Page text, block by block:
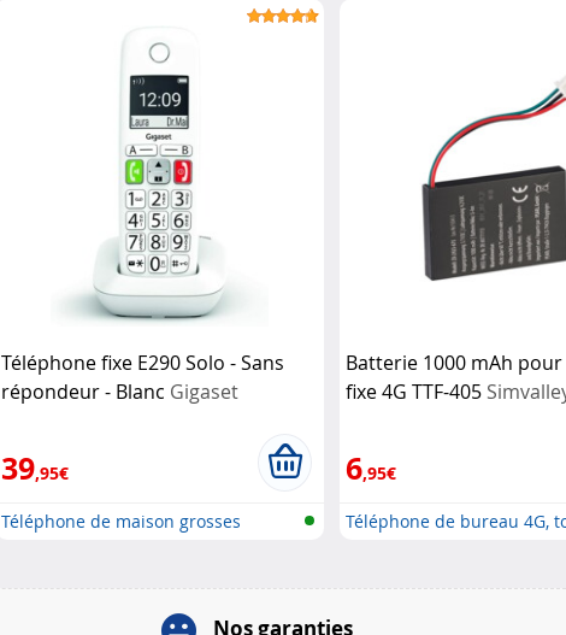
Téléphone fixe E290 Solo - Sans
répondeur - Blanc Gigaset
39,95€
Téléphone de maison grosses
Batterie 1000 mAh
fixe 4G TTF-405
6,95€
Téléphone de bureau 4G,
Nos garanties